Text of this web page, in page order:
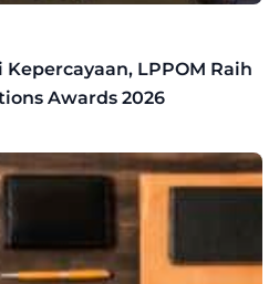
LPPOM Raih
Awards 2026